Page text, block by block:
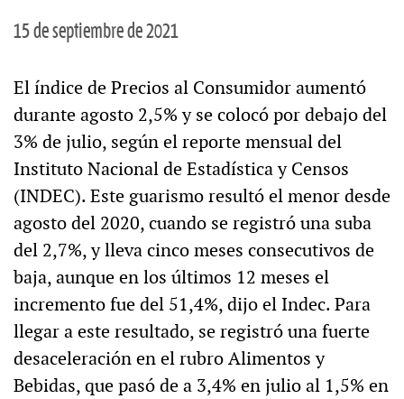
15 de septiembre de 2021
El índice de Precios al Consumidor aumentó
durante agosto 2,5% y se colocó por debajo del
3% de julio, según el reporte mensual del
Instituto Nacional de Estadística y Censos
(INDEC). Este guarismo resultó el menor desde
agosto del 2020, cuando se registró una suba
del 2,7%, y lleva cinco meses consecutivos de
baja, aunque en los últimos 12 meses el
incremento fue del 51,4%, dijo el Indec. Para
llegar a este resultado, se registró una fuerte
desaceleración en el rubro Alimentos y
Bebidas, que pasó de a 3,4% en julio al 1,5% en